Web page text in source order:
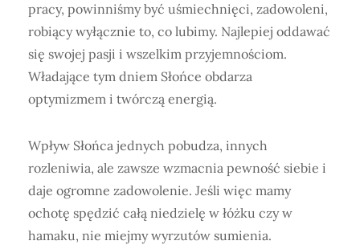
pracy, powinniśmy być uśmiechnięci, zadowoleni,
robiący wyłącznie to, co lubimy. Najlepiej oddawać
się swojej pasji i wszelkim przyjemnościom.
Władające tym dniem Słońce obdarza
optymizmem i twórczą energią.
Wpływ Słońca jednych pobudza, innych
rozleniwia, ale zawsze wzmacnia pewność siebie i
daje ogromne zadowolenie. Jeśli więc mamy
ochotę spędzić całą niedzielę w łóżku czy w
hamaku, nie miejmy wyrzutów sumienia.